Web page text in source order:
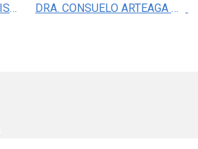
DR. STEFAN MARIAN WALISZEWSKI KUBIAK DRA. CONSUELO ARTEAGA PEREZ